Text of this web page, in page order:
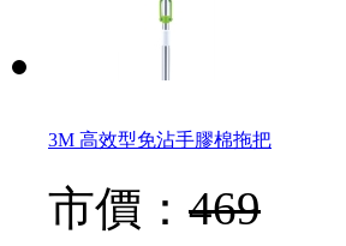
3M 高效型免沾手膠棉拖把
市價： 469